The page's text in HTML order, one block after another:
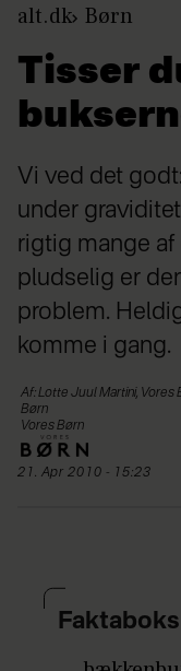
alt.dk Børn
Tisser
Vi ved det
under
rigtig mange af
pludselig er
problem.
komme i gang.
Af: Lotte Juul Martini, Vores
Børn
Vores Børn
21. Apr 2010 - 15:23
Faktaboks